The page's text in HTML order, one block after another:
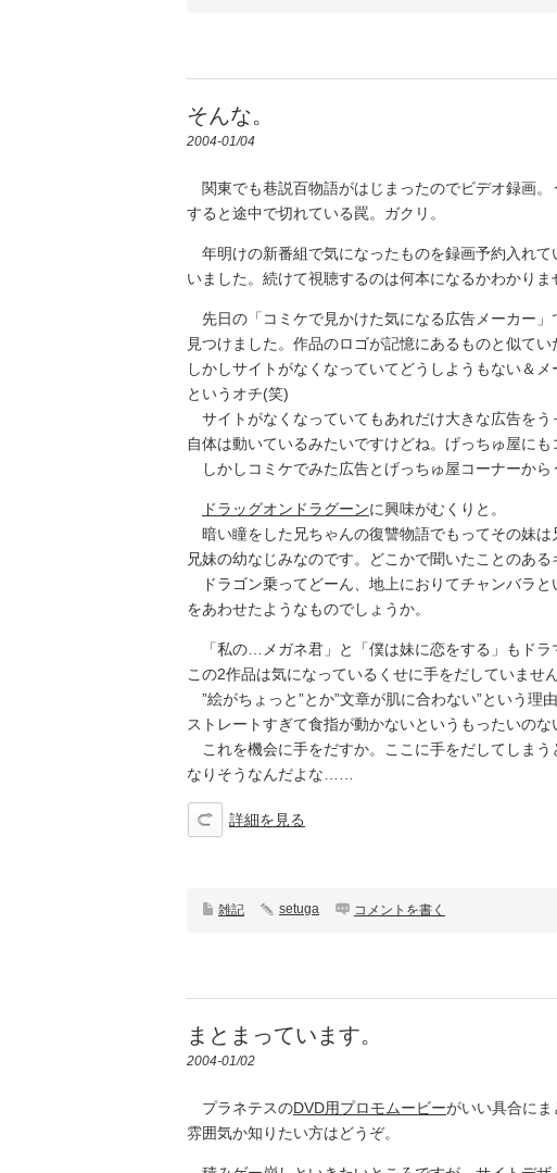
そんな。
2004-01/04
関東でも巷説百物語がはじまったのでビデオ録画。
すると途中で切れている罠。ガクリ。
年明けの新番組で気になったものを録画予約入れて
いました。続けて視聴するのは何本になるかわかりま
先日の「コミケで見かけた気になる広告メーカー」
見つけました。作品のロゴが記憶にあるものと似てい
しかしサイトがなくなっていてどうしようもない＆
というオチ(笑)
サイトがなくなっていてもあれだけ大きな広告をう
自体は動いているみたいですけどね。げっちゅ屋にも
しかしコミケでみた広告とげっちゅ屋コーナーから
ドラッグオンドラグーンに興味がむくりと。
暗い瞳をした兄ちゃんの復讐物語でもってその妹は
兄妹の幼なじみなのです。どこかで聞いたことのある
ドラゴン乗ってどーん、地上におりてチャンバラと
をあわせたようなものでしょうか。
「私の…メガネ君」と「僕は妹に恋をする」もドラ
この2作品は気になっているくせに手をだしていません
”絵がちょっと”とか”文章が肌に合わない”という理
ストレートすぎて食指が動かないというもったいの
これを機会に手をだすか。ここに手をだしてしまう
なりそうなんだよな……
詳細を見る
雑記 setuga コメントを書く
まとまっています。
2004-01/02
プラネテスのDVD用プロモムービーがいい具合に
雰囲気か知りたい方はどうぞ。